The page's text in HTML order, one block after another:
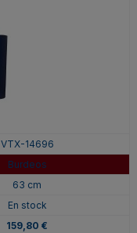
VTX-14696
Burdeos
63 cm
En stock
159,80 €